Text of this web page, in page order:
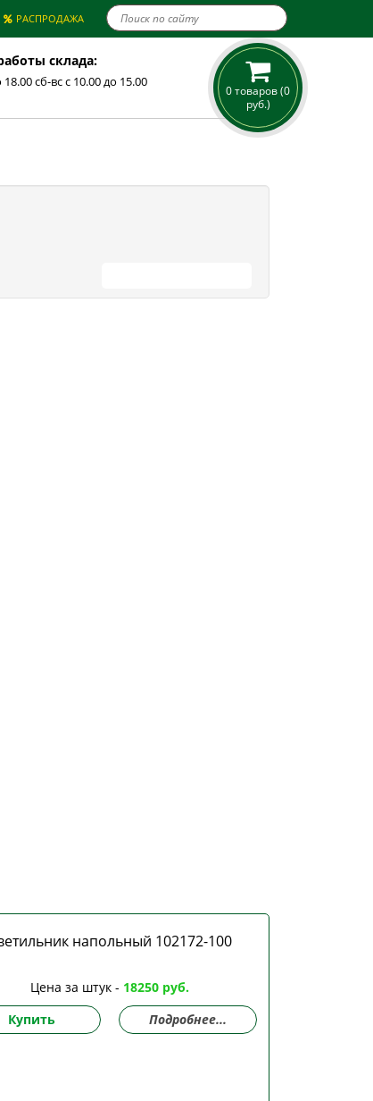
РАСПРОДАЖА
склада:
сб-вс с 10.00 до 15.00
0 товаров (0
руб.)
напольный 102172-100
Цена за штук - 18250 руб.
Купить
Подробнее...